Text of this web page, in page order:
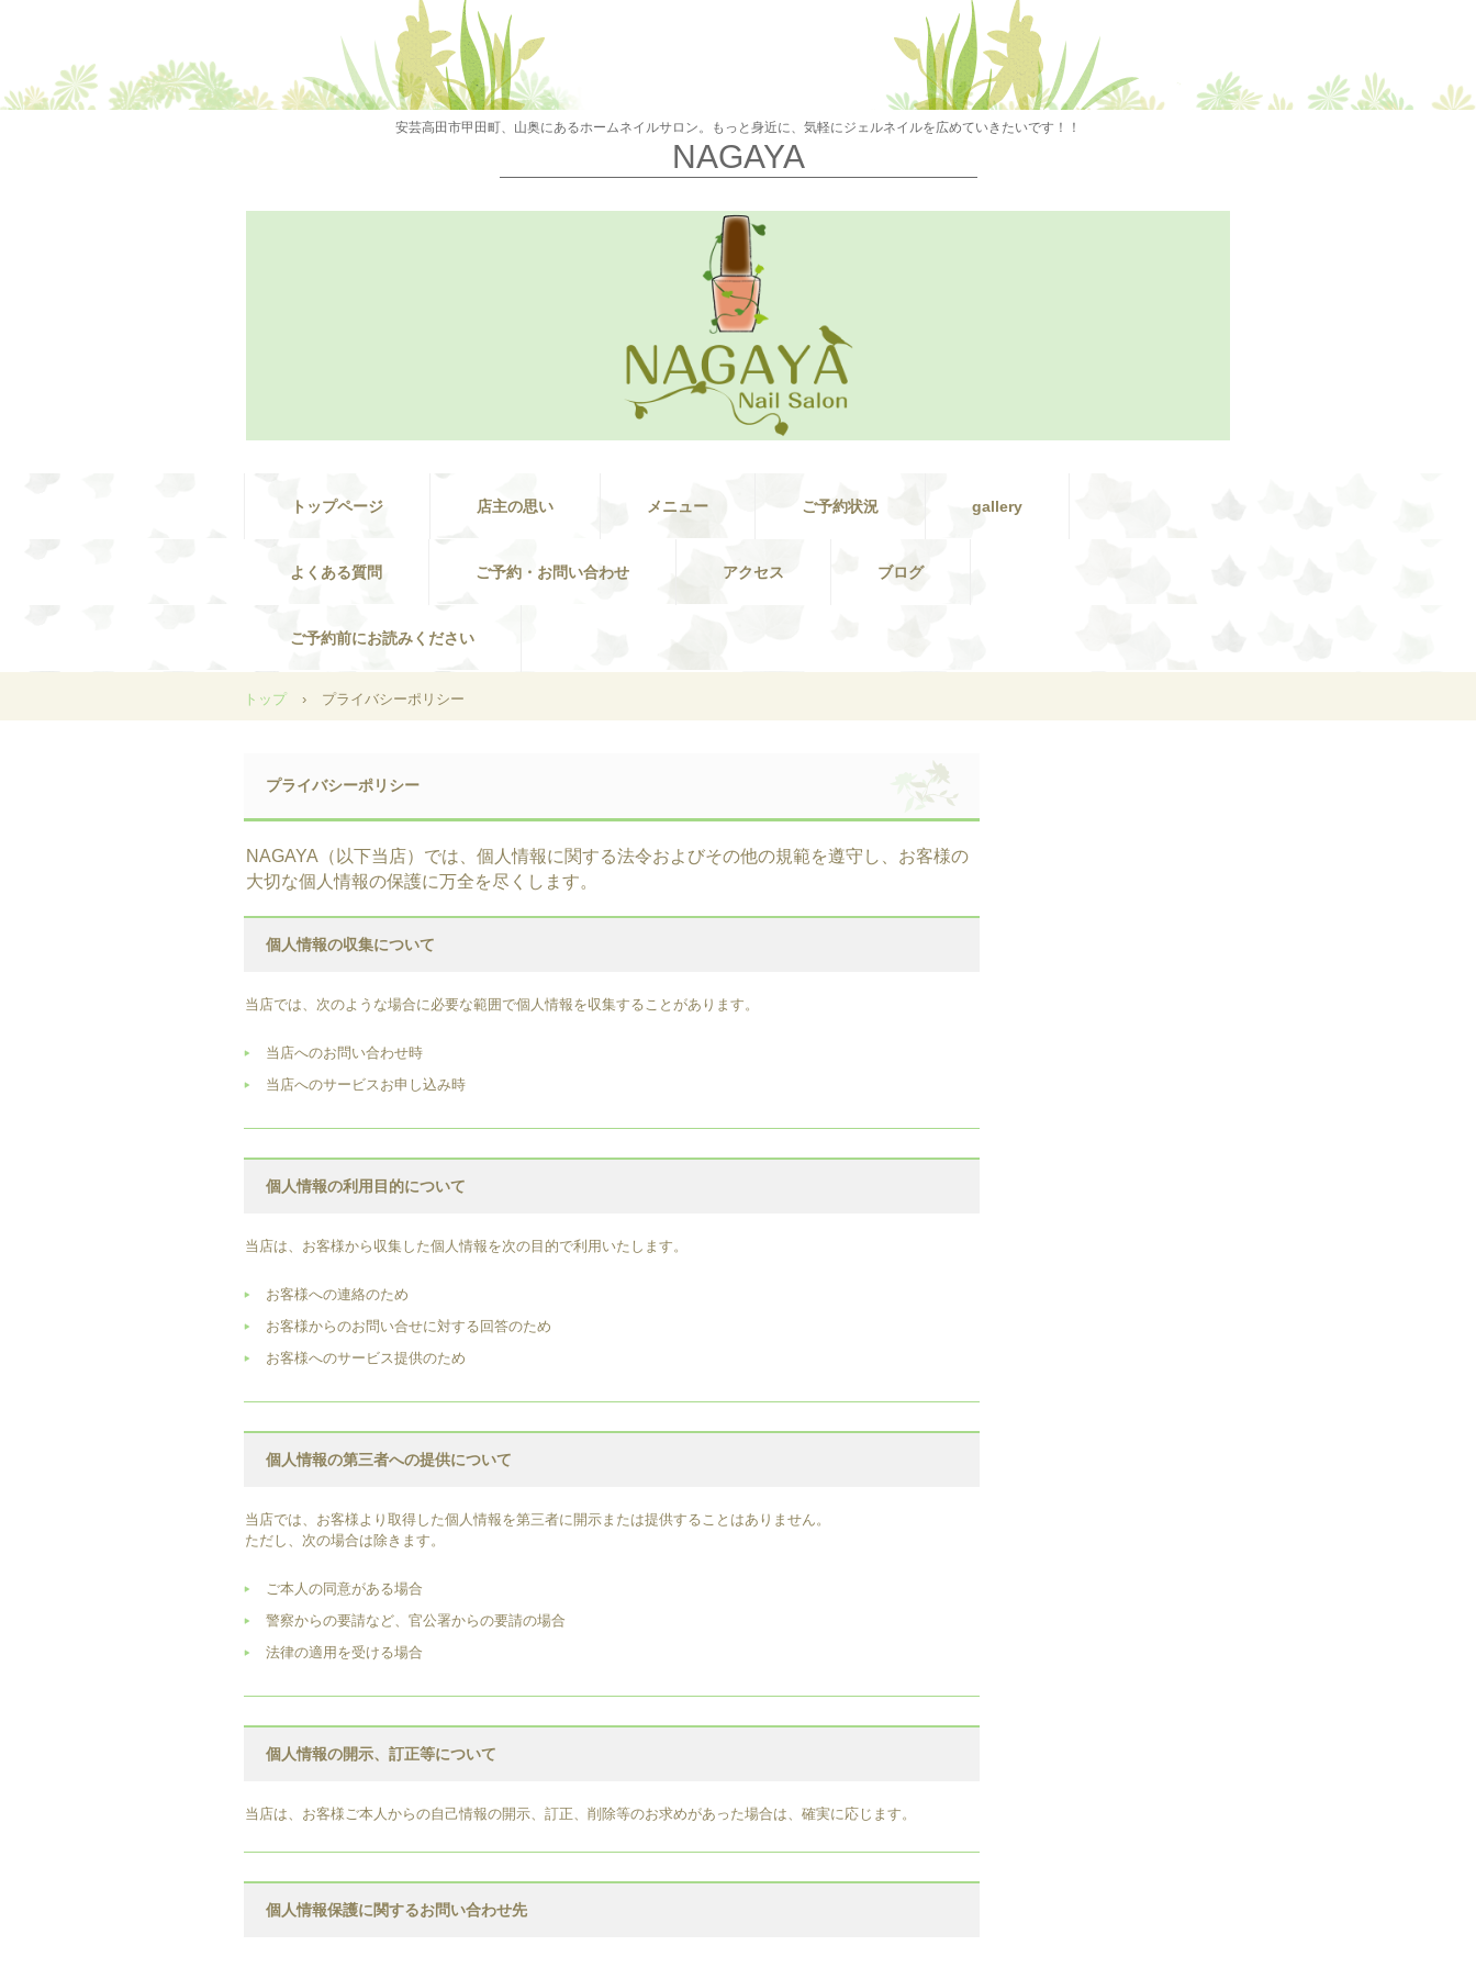
NAGAYA
安芸高田市甲田町、山奥にあるホームネイルサロン。もっと身近に、気軽にジェルネイルを広めていきたいです！！
トップページ 店主の思い メニュー ご予約状況 gallery
よくある質問 ご予約・お問い合わせ アクセス ブログ
ご予約前にお読みください
トップ › プライバシーポリシー
プライバシーポリシー
NAGAYA（以下当店）では、個人情報に関する法令およびその他の規範を遵守し、お客様の
大切な個人情報の保護に万全を尽くします。
個人情報の収集について
当店では、次のような場合に必要な範囲で個人情報を収集することがあります。
当店へのお問い合わせ時
当店へのサービスお申し込み時
個人情報の利用目的について
当店は、お客様から収集した個人情報を次の目的で利用いたします。
お客様への連絡のため
お客様からのお問い合せに対する回答のため
お客様へのサービス提供のため
個人情報の第三者への提供について
当店では、お客様より取得した個人情報を第三者に開示または提供することはありません。
ただし、次の場合は除きます。
ご本人の同意がある場合
警察からの要請など、官公署からの要請の場合
法律の適用を受ける場合
個人情報の開示、訂正等について
当店は、お客様ご本人からの自己情報の開示、訂正、削除等のお求めがあった場合は、確実に応じます。
個人情報保護に関するお問い合わせ先